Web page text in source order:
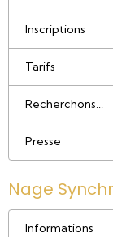
Inscriptions
Tarifs
Recherchons...
Presse
Nage
Informations